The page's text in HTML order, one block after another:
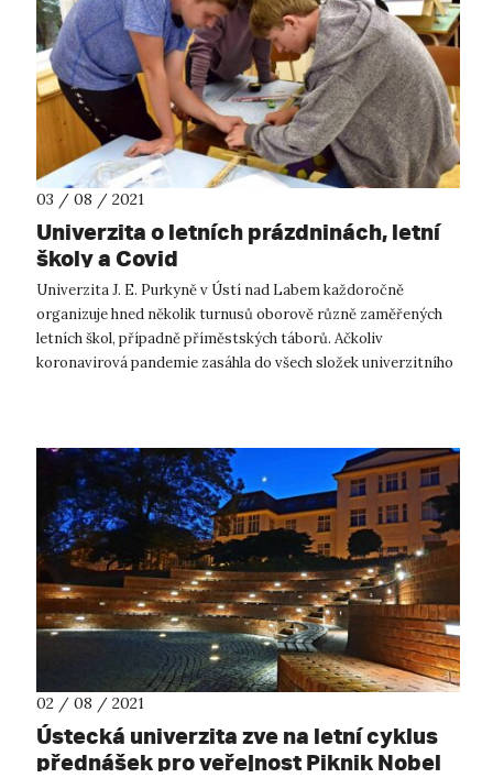
03 / 08 / 2021
Univerzita o letních prázdninách, letní
školy a Covid
Univerzita J. E. Purkyně v Ústí nad Labem každoročně
organizuje hned několik turnusů oborově různě zaměřených
letních škol, případně příměstských táborů. Ačkoliv
koronavirová pandemie zasáhla do všech složek univerzitního
02 / 08 / 2021
Ústecká univerzita zve na letní cyklus
přednášek pro veřejnost Piknik Nobel